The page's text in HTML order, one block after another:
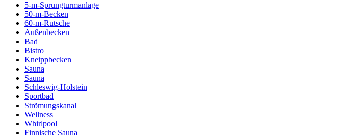
5-m-Sprungturmanlage
50-m-Becken
60-m-Rutsche
Außenbecken
Bad
Bistro
Kneippbecken
Sauna
Sauna
Schleswig-Holstein
Sportbad
Strömungskanal
Wellness
Whirlpool
Finnische Sauna